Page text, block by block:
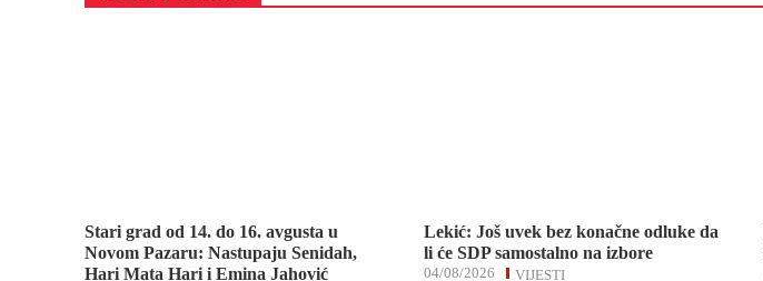
Stari grad od 14. do 16. avgusta u
Novom Pazaru: Nastupaju Senidah,
Hari Mata Hari i Emina Jahović
Lekić: Još uvek bez konačne odluke da
li će SDP samostalno na izbore
VIJESTI
04/08/2026